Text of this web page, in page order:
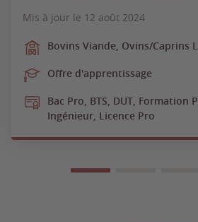
Mis à jour le 12 août 2024
Bovins Viande, Ovins/Caprins
Offre d'apprentissage
Bac Pro, BTS, DUT, Formation
Ingénieur, Licence Pro